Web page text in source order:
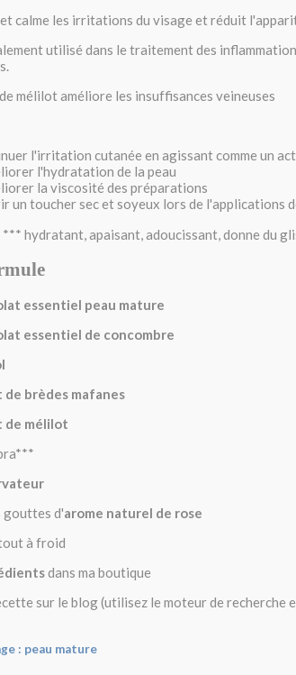
calme les irritations du visage et réduit
utilisé dans le traitement des
mélilot améliore les insuffisances veineuses
l'irritation cutanée en agissant comme un
l'hydratation de la peau
la viscosité des préparations
un toucher sec et soyeux lors de l'applications
hydratant, apaisant, adoucissant, donne du
essentiel peau mature
essentiel de concombre
brèdes mafanes
de mélilot
gouttes d'arome naturel de rose
à froid
dans ma boutique
sur le blog (utilisez le moteur de recherche
: peau mature